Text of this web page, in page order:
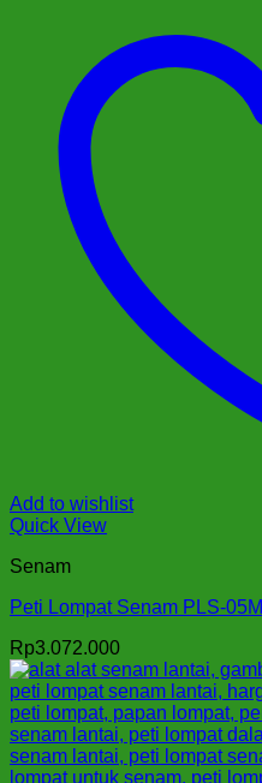
Add to wishlist
Quick View
Senam
Peti Lompat Senam PLS-05M
Rp3.072.000